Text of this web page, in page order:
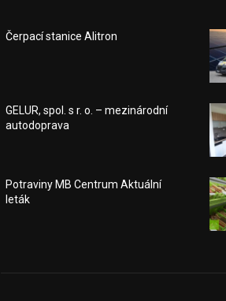
Čerpací stanice Alitron
GELUR, spol. s r. o. – mezinárodní
autodoprava
Potraviny MB Centrum Aktuální
leták